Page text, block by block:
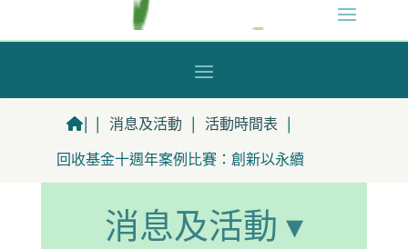
| | 消息及活動 | 活動時間表 |
回收基金十週年案例比賽：創新以永續
消息及活動 ▾